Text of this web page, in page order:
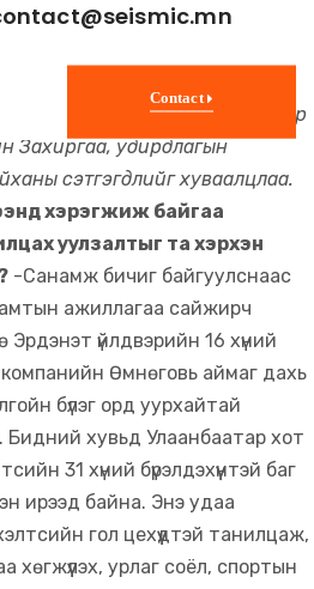
Contact
ХК-ийн 168 ажилтан энэ онд
танилцахаар хөтөлбөр
Захиргаа, удирдлагын
сэтгэгдлийг хуваалцлаа.
хэрэгжиж байгаа
уулзалтыг та хэрхэн
-Санамж бичиг байгуулснаас
ажиллагаа сайжирч
үйлдвэрийн 16 хүний
компанийн Өмнөговь аймаг дахь
бүлэг орд уурхайтай
Бидний хувьд Улаанбаатар хот
31 хүний бүрэлдэхүүнтэй баг
ирээд байна. Энэ удаа
гол цехүүдтэй танилцаж,
урлаг соёл, спортын